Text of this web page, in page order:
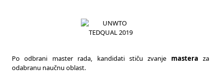
Po odbrani master rada, kandidati stiču zvanje mastera za
odabranu naučnu oblast.